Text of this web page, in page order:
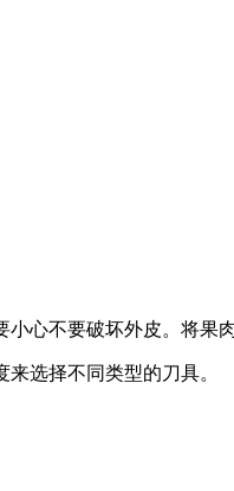
心不要破坏外皮。将果
选择不同类型的刀具。